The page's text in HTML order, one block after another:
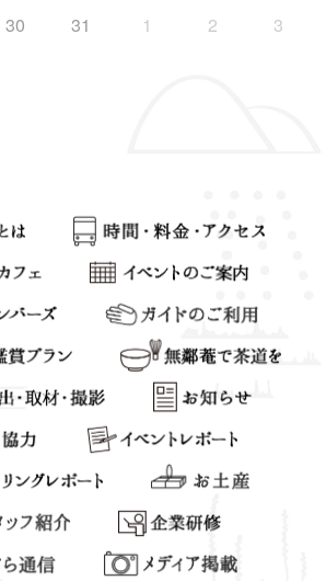
30 31 1 2 3